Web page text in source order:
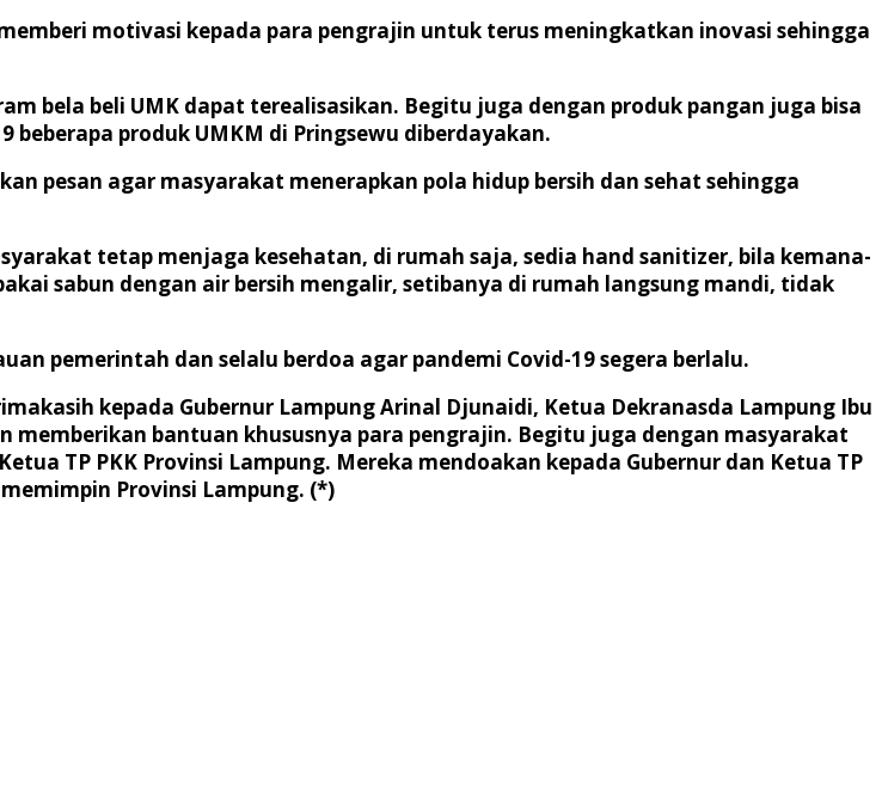
motivasi kepada para pengrajin untuk terus meningkatkan inovasi sehingga
bela beli UMK dapat terealisasikan. Begitu juga dengan produk pangan juga bisa
produk UMKM di Pringsewu diberdayakan.
pesan agar masyarakat menerapkan pola hidup bersih dan sehat sehingga
tetap menjaga kesehatan, di rumah saja, sedia hand sanitizer, bila kemana-
sabun dengan air bersih mengalir, setibanya di rumah langsung mandi, tidak
pemerintah dan selalu berdoa agar pandemi Covid-19 segera berlalu.
kepada Gubernur Lampung Arinal Djunaidi, Ketua Dekranasda Lampung Ibu
memberikan bantuan khususnya para pengrajin. Begitu juga dengan masyarakat
TP PKK Provinsi Lampung. Mereka mendoakan kepada Gubernur dan Ketua TP
Provinsi Lampung. (*)